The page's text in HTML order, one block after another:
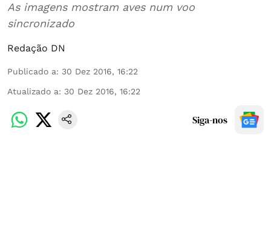
As imagens mostram aves num voo
sincronizado
Redação DN
Publicado a: 30 Dez 2016, 16:22
Atualizado a: 30 Dez 2016, 16:22
Siga-nos